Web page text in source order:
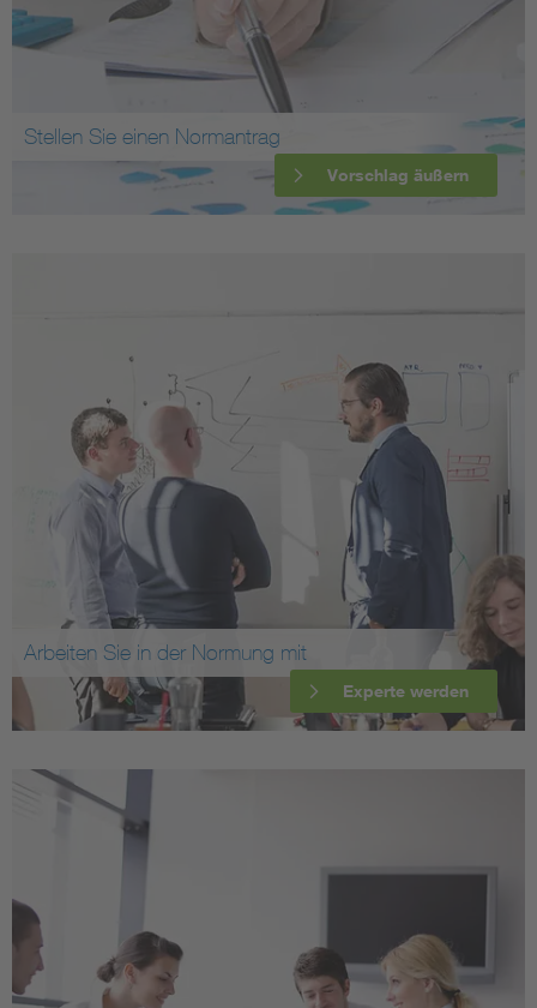
Stellen Sie einen Normantrag
Vorschlag äußern
Arbeiten Sie in der Normung mit
Experte werden